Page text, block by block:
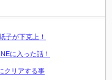
子が下克上！
に入った話！
クリアする事